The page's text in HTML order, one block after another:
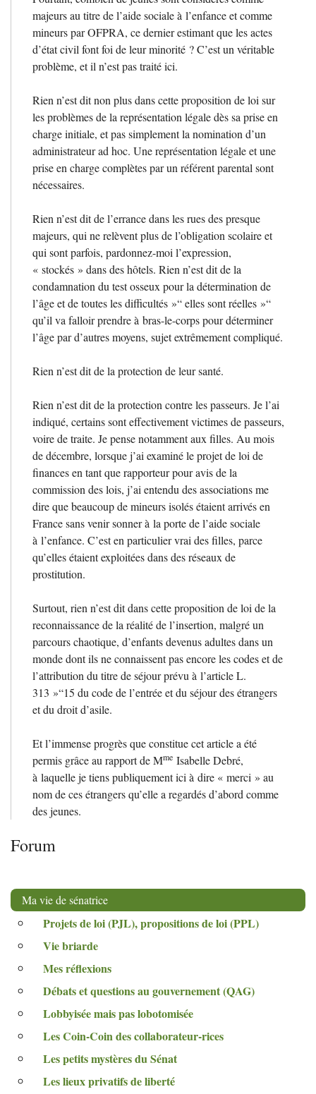
majeurs au titre de l’aide sociale à l’enfance et comme
mineurs parOFPRA, ce dernier estimant que les actes
d’état civil font foi de leur minorité ? C’est un véritable
problème, et il n’est pas traité ici.
Rien n’est dit non plus dans cette proposition de loi sur
les problèmes de la représentation légale dès sa prise en
charge initiale, et pas simplement la nomination d’un
administrateur ad hoc. Une représentation légale et une
prise en charge complètes par un référent parental sont
nécessaires.
Rien n’est dit de l’errance dans les rues des presque
majeurs, qui ne relèvent plus de l’obligation scolaire et
qui sont parfois, pardonnez-moi l’expression,
« stockés » dans des hôtels. Rien n’est dit de la
condamnation du test osseux pour la détermination de
l’âge et de toutes les difficultés »“ elles sont réelles »“
qu’il va falloir prendre à bras-le-corps pour déterminer
l’âge par d’autres moyens, sujet extrêmement compliqué.
Rien n’est dit de la protection de leur santé.
Rien n’est dit de la protection contre les passeurs. Je l’ai
indiqué, certains sont effectivement victimes de passeurs,
voire de traite. Je pense notamment aux filles. Au mois
de décembre, lorsque j’ai examiné le projet de loi de
finances en tant que rapporteur pour avis de la
commission des lois, j’ai entendu des associations me
dire que beaucoup de mineurs isolés étaient arrivés en
France sans venir sonner à la porte de l’aide sociale
à l’enfance. C’est en particulier vrai des filles, parce
qu’elles étaient exploitées dans des réseaux de
prostitution.
Surtout, rien n’est dit dans cette proposition de loi de la
reconnaissance de la réalité de l’insertion, malgré un
parcours chaotique, d’enfants devenus adultes dans un
monde dont ils ne connaissent pas encore les codes et de
l’attribution du titre de séjour prévu à l’article L.
313 »“15 du code de l’entrée et du séjour des étrangers
et du droit d’asile.
Et l’immense progrès que constitue cet article a été
permis grâce au rapport de Mme Isabelle Debré,
à laquelle je tiens publiquement ici à dire « merci » au
nom de ces étrangers qu’elle a regardés d’abord comme
des jeunes.
Forum
Ma vie de sénatrice
Projets de loi (PJL), propositions de loi (PPL)
Vie briarde
Mes réflexions
Débats et questions au gouvernement (QAG)
Lobbyisée mais pas lobotomisée
Les Coin-Coin des collaborateur-rices
Les petits mystères du Sénat
Les lieux privatifs de liberté